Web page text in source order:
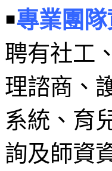
￭專業團
聘有社工
理諮商、
系統、育
詢及師資